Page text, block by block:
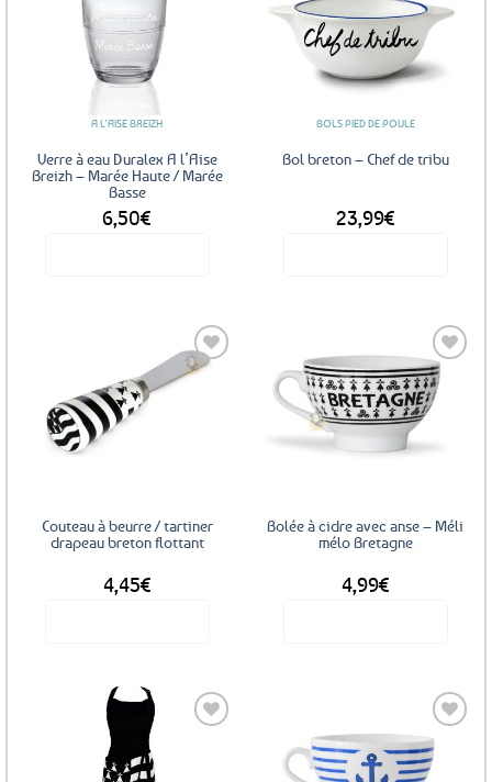
A L'AISE BREIZH
Verre à eau Duralex A l’Aise
Breizh – Marée Haute / Marée
Basse
6,50€
Ajouter
favoris
BOLS PIED DE POULE
Bol breton – Chef de tribu
23,99€
Couteau à beurre / tartiner
drapeau breton flottant
4,45€
Ajouter
Bolée à cidre avec anse – Méli
mélo Bretagne
4,99€
Ajouter